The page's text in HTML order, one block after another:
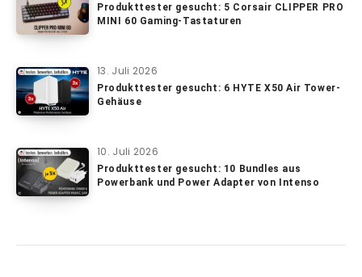
Produkttester gesucht: 5 Corsair CLIPPER PRO
MINI 60 Gaming-Tastaturen
13. Juli 2026
Produkttester gesucht: 6 HYTE X50 Air Tower-
Gehäuse
10. Juli 2026
Produkttester gesucht: 10 Bundles aus
Powerbank und Power Adapter von Intenso